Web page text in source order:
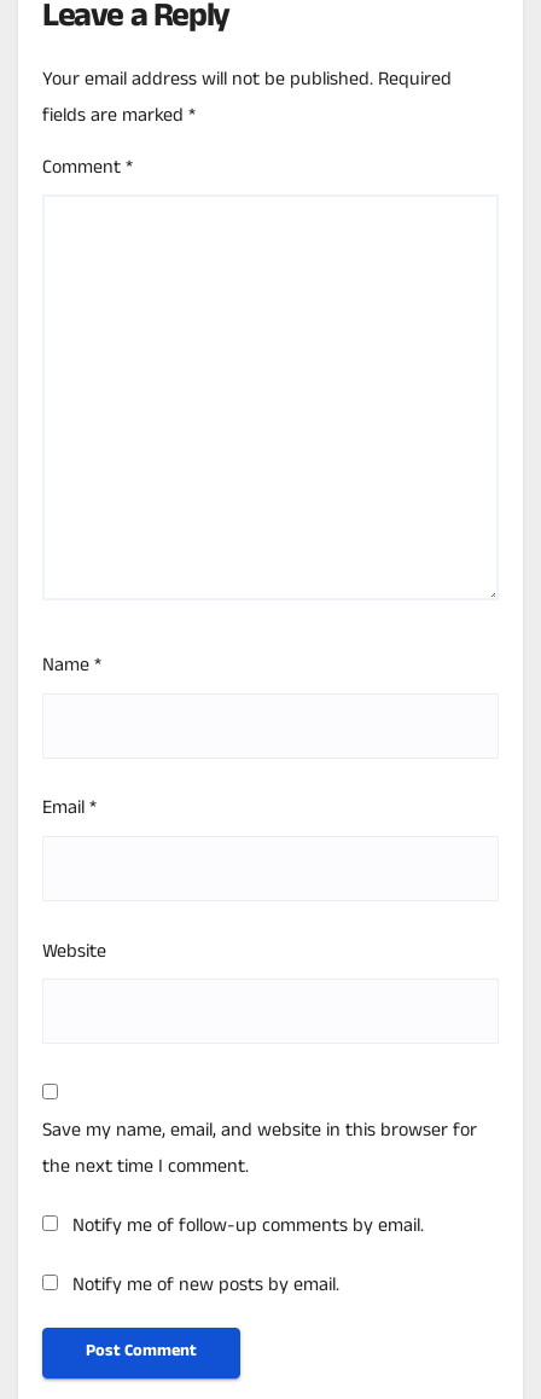
Leave a Reply
Your email address will not be published.Required
fields are marked*
Comment*
Name*
Email*
Website
Save my name, email, and website in this browser for
the next time I comment.
Notify me of follow-up comments by email.
Notify me of new posts by email.